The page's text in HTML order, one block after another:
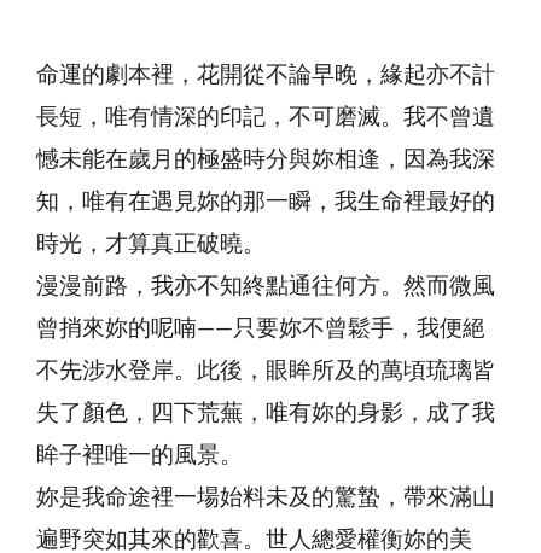
命運的劇本裡，花開從不論早晚，緣起亦不計
長短，唯有情深的印記，不可磨滅。我不曾遺
憾未能在歲月的極盛時分與妳相逢，因為我深
知，唯有在遇見妳的那一瞬，我生命裡最好的
時光，才算真正破曉。
漫漫前路，我亦不知終點通往何方。然而微風
曾捎來妳的呢喃——只要妳不曾鬆手，我便絕
不先涉水登岸。此後，眼眸所及的萬頃琉璃皆
失了顏色，四下荒蕪，唯有妳的身影，成了我
眸子裡唯一的風景。
妳是我命途裡一場始料未及的驚蟄，帶來滿山
遍野突如其來的歡喜。世人總愛權衡妳的美